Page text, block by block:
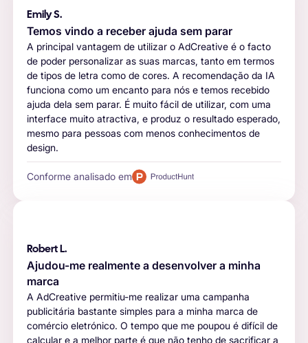
Emily S.
Temos vindo a receber ajuda sem parar
A principal vantagem de utilizar o AdCreative é o facto
de poder personalizar as suas marcas, tanto em termos
de tipos de letra como de cores. A recomendação da IA
funciona como um encanto para nós e temos recebido
ajuda dela sem parar. É muito fácil de utilizar, com uma
interface muito atractiva, e produz o resultado esperado,
mesmo para pessoas com menos conhecimentos de
design.
Conforme analisado em
Robert L.
Ajudou-me realmente a desenvolver a minha
marca
A AdCreative permitiu-me realizar uma campanha
publicitária bastante simples para a minha marca de
comércio eletrónico. O tempo que me poupou é difícil de
calcular e a melhor parte é que não tenho de sacrificar a